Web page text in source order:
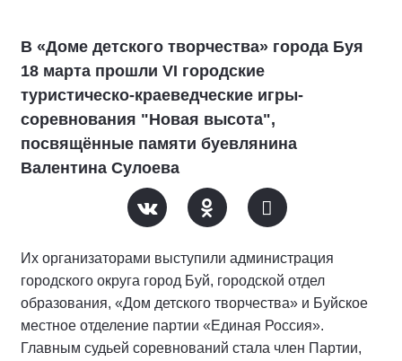
В «Доме детского творчества» города Буя
18 марта прошли VI городские
туристическо-краеведческие игры-
соревнования "Новая высота",
посвящённые памяти буевлянина
Валентина Сулоева
Их организаторами выступили администрация
городского округа город Буй, городской отдел
образования, «Дом детского творчества» и Буйское
местное отделение партии «Единая Россия».
Главным судьей соревнований стала член Партии,